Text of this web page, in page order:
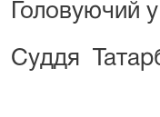
Головуючий
Суддя